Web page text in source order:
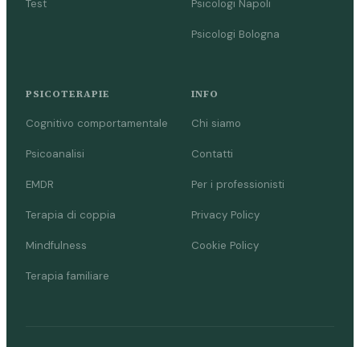
Test Psicologi Napoli
Psicologi Bologna
PSICOTERAPIE
Cognitivo comportamentale
Psicoanalisi
EMDR
Terapia di coppia
Mindfulness
Terapia familiare
INFO
Chi siamo
Contatti
Per i professionisti
Privacy Policy
Cookie Policy